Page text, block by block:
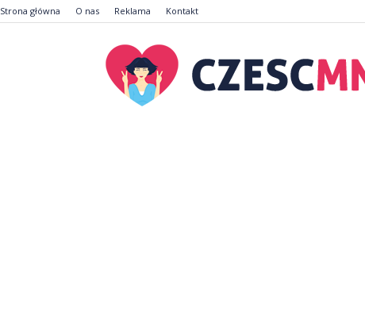
Strona główna O nas Reklama Kontakt